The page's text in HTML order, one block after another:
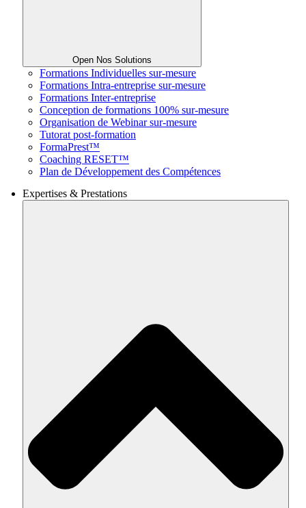
Open Nos Solutions
Formations Individuelles sur-mesure
Formations Intra-entreprise sur-mesure
Formations Inter-entreprise
Conception de formations 100% sur-mesure
Organisation de Webinar sur-mesure
Tutorat post-formation
FormaPrest™
Coaching RESET™
Plan de Développement des Compétences
Expertises & Prestations